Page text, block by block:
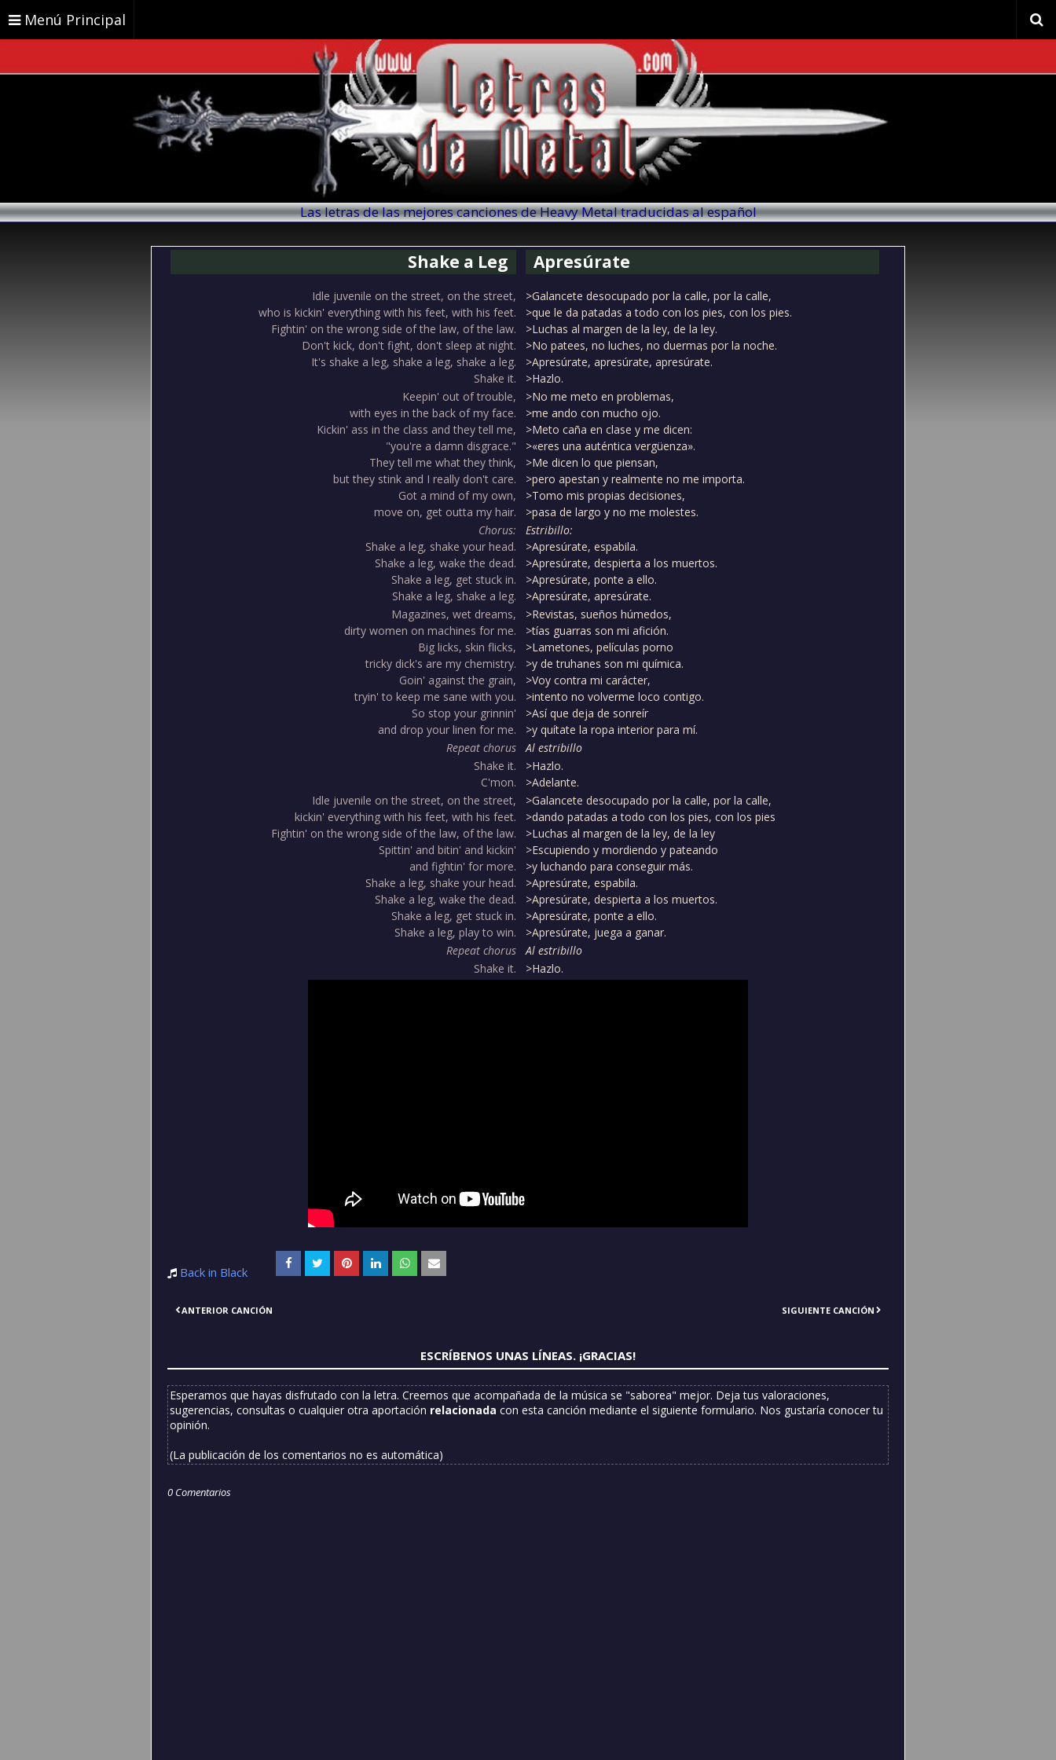
Menú Principal
Las letras de las mejores canciones de Heavy Metal traducidas al español
Shake a Leg Apresúrate
Idle juvenile on the street, on the street,
who is kickin' everything with his feet, with his feet.
Fightin' on the wrong side of the law, of the law.
Don't kick, don't fight, don't sleep at night.
It's shake a leg, shake a leg, shake a leg.
Shake it.
>Galancete desocupado por la calle, por la calle,
>que le da patadas a todo con los pies, con los pies.
>Luchas al margen de la ley, de la ley.
>No patees, no luches, no duermas por la noche.
>Apresúrate, apresúrate, apresúrate.
>Hazlo.
Keepin' out of trouble,
with eyes in the back of my face.
Kickin' ass in the class and they tell me,
"you're a damn disgrace."
They tell me what they think,
but they stink and I really don't care.
Got a mind of my own,
move on, get outta my hair.
>No me meto en problemas,
>me ando con mucho ojo.
>Meto caña en clase y me dicen:
>«eres una auténtica vergüenza».
>Me dicen lo que piensan,
>pero apestan y realmente no me importa.
>Tomo mis propias decisiones,
>pasa de largo y no me molestes.
Chorus:
Shake a leg, shake your head.
Shake a leg, wake the dead.
Shake a leg, get stuck in.
Shake a leg, shake a leg.
Estribillo:
>Apresúrate, espabila.
>Apresúrate, despierta a los muertos.
>Apresúrate, ponte a ello.
>Apresúrate, apresúrate.
Magazines, wet dreams,
dirty women on machines for me.
Big licks, skin flicks,
tricky dick's are my chemistry.
Goin' against the grain,
tryin' to keep me sane with you.
So stop your grinnin'
and drop your linen for me.
>Revistas, sueños húmedos,
>tías guarras son mi afición.
>Lametones, películas porno
>y de truhanes son mi química.
>Voy contra mi carácter,
>intento no volverme loco contigo.
>Así que deja de sonreír
>y quítate la ropa interior para mí.
Repeat chorus
Al estribillo
Shake it.
C'mon.
>Hazlo.
>Adelante.
Idle juvenile on the street, on the street,
kickin' everything with his feet, with his feet.
Fightin' on the wrong side of the law, of the law.
Spittin' and bitin' and kickin'
and fightin' for more.
Shake a leg, shake your head.
Shake a leg, wake the dead.
Shake a leg, get stuck in.
Shake a leg, play to win.
>Galancete desocupado por la calle, por la calle,
>dando patadas a todo con los pies, con los pies
>Luchas al margen de la ley, de la ley
>Escupiendo y mordiendo y pateando
>y luchando para conseguir más.
>Apresúrate, espabila.
>Apresúrate, despierta a los muertos.
>Apresúrate, ponte a ello.
>Apresúrate, juega a ganar.
Repeat chorus
Al estribillo
Shake it.
>Hazlo.
Back in Black
ANTERIOR CANCIÓN SIGUIENTE CANCIÓN
ESCRÍBENOS UNAS LÍNEAS. ¡GRACIAS!
Esperamos que hayas disfrutado con la letra. Creemos que acompañada de la música se "saborea" mejor. Deja tus valoraciones,
sugerencias, consultas o cualquier otra aportación relacionada con esta canción mediante el siguiente formulario. Nos gustaría conocer tu
opinión.
(La publicación de los comentarios no es automática)
0 Comentarios